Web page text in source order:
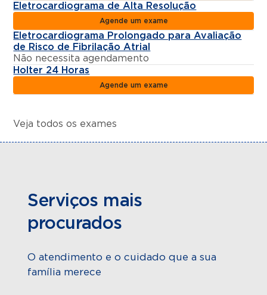
Eletrocardiograma de Alta Resolução
Agende um exame
Eletrocardiograma Prolongado para Avaliação
de Risco de Fibrilação Atrial
Não necessita agendamento
Holter 24 Horas
Agende um exame
Veja todos os exames
Serviços mais
procurados
O atendimento e o cuidado que a sua
família merece